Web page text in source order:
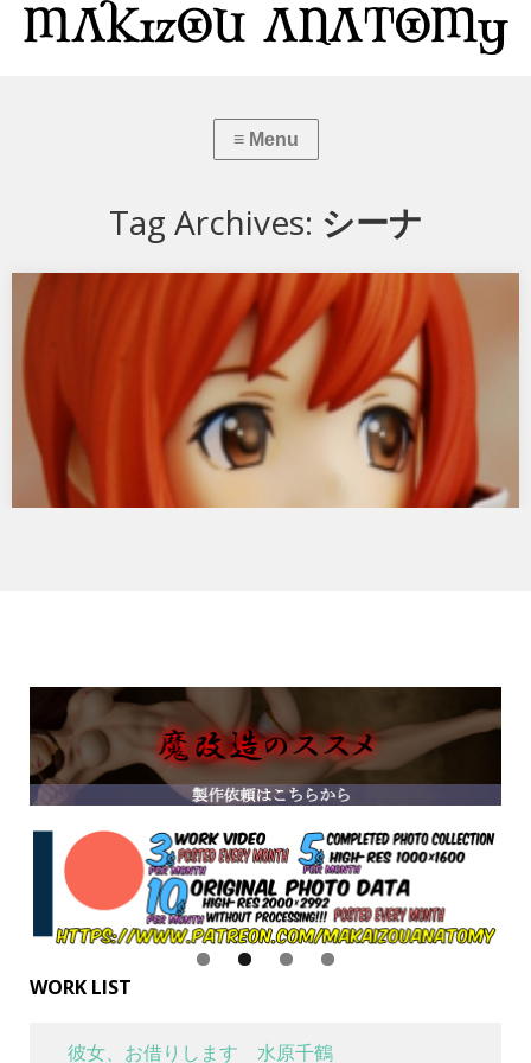
Tag Archives: シーナ
シャイニング・ウィンド シーナ
マックスファクトリーのシャイニング・ウィンド シーナです。 数多く
フィギュア化されているシーナです。…
WORK LIST
彼女、お借りします 水原千鶴